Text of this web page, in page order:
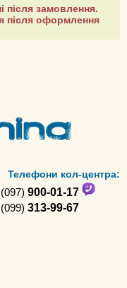
після замовлення.
після оформлення
Телефони кол-центра:
(097) 900-01-17
(099) 313-99-67